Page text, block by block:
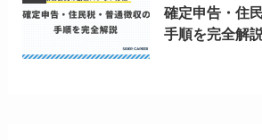
確定申告・住
手順を完全解